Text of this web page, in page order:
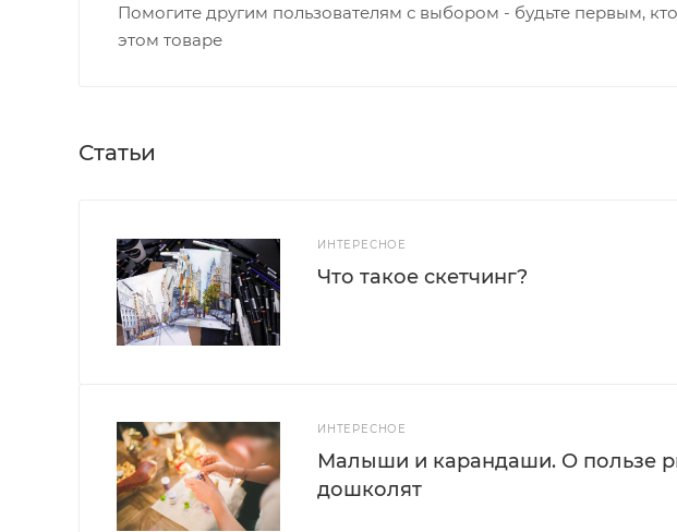
Помогите другим пользователям с выбором - будьте первым,
этом товаре
Статьи
ИНТЕРЕСНОЕ
Что такое скетчинг?
ИНТЕРЕСНОЕ
Малыши и карандаши. О пользе
дошколят